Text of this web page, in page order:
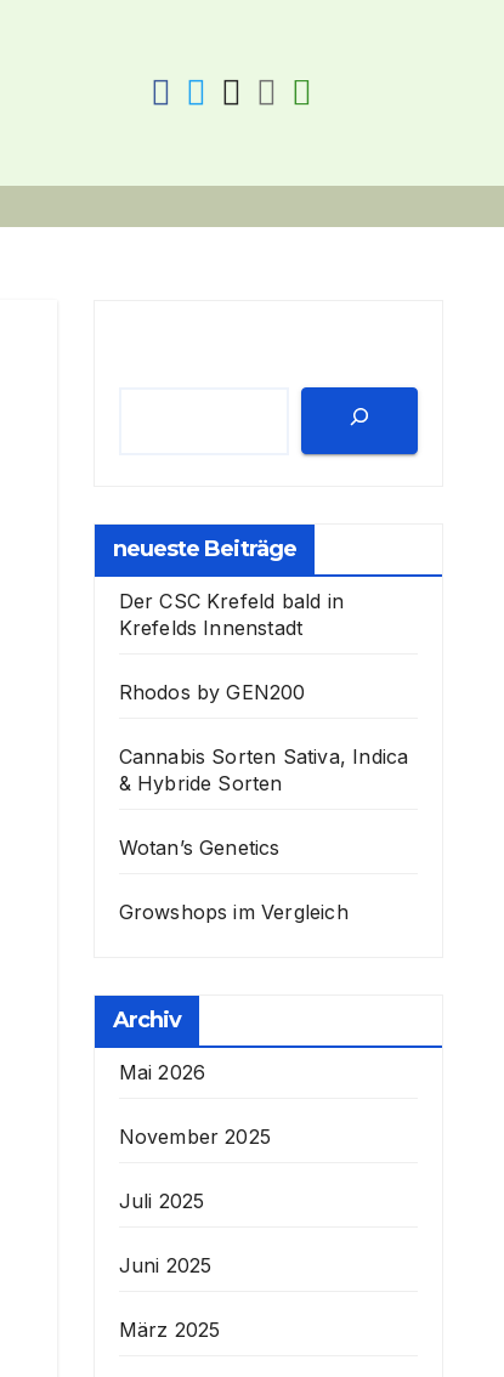
fab
fa-
fab
fa-
fab
fa-
fab
fa-
neueste Beiträge
Der CSC Krefeld bald in
Krefelds Innenstadt
Rhodos by GEN200
Cannabis Sorten Sativa, Indica
& Hybride Sorten
Wotan’s Genetics
Growshops im Vergleich
Archiv
Mai 2026
November 2025
Juli 2025
Juni 2025
März 2025